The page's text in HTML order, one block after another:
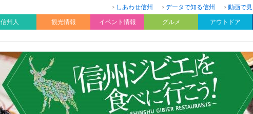
しあわせ信州 データで知る信州 動画で
信州人
観光情報 イベント情報 グルメ アウトドア